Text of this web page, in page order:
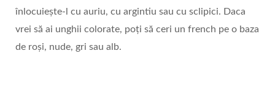
înlocuiește-l cu auriu, cu argintiu sau cu sclipici. Daca
vrei să ai unghii colorate, poți să ceri un french pe o baza
de roși, nude, gri sau alb.